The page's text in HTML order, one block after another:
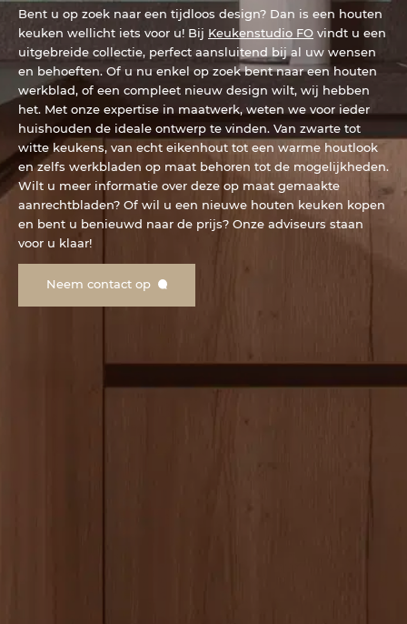
Bent u op zoek naar een tijdloos design? Dan is een houten
keuken wellicht iets voor u! Bij Keukenstudio FO vindt u een
uitgebreide collectie, perfect aansluitend bij al uw wensen
en behoeften. Of u nu enkel op zoek bent naar een houten
werkblad, of een compleet nieuw design wilt, wij hebben
het. Met onze expertise in maatwerk, weten we voor ieder
huishouden de ideale ontwerp te vinden. Van zwarte tot
witte keukens, van echt eikenhout tot een warme houtlook
en zelfs werkbladen op maat behoren tot de mogelijkheden.
Wilt u meer informatie over deze op maat gemaakte
aanrechtbladen? Of wil u een nieuwe houten keuken kopen
en bent u benieuwd naar de prijs? Onze adviseurs staan
voor u klaar!
Neem contact op